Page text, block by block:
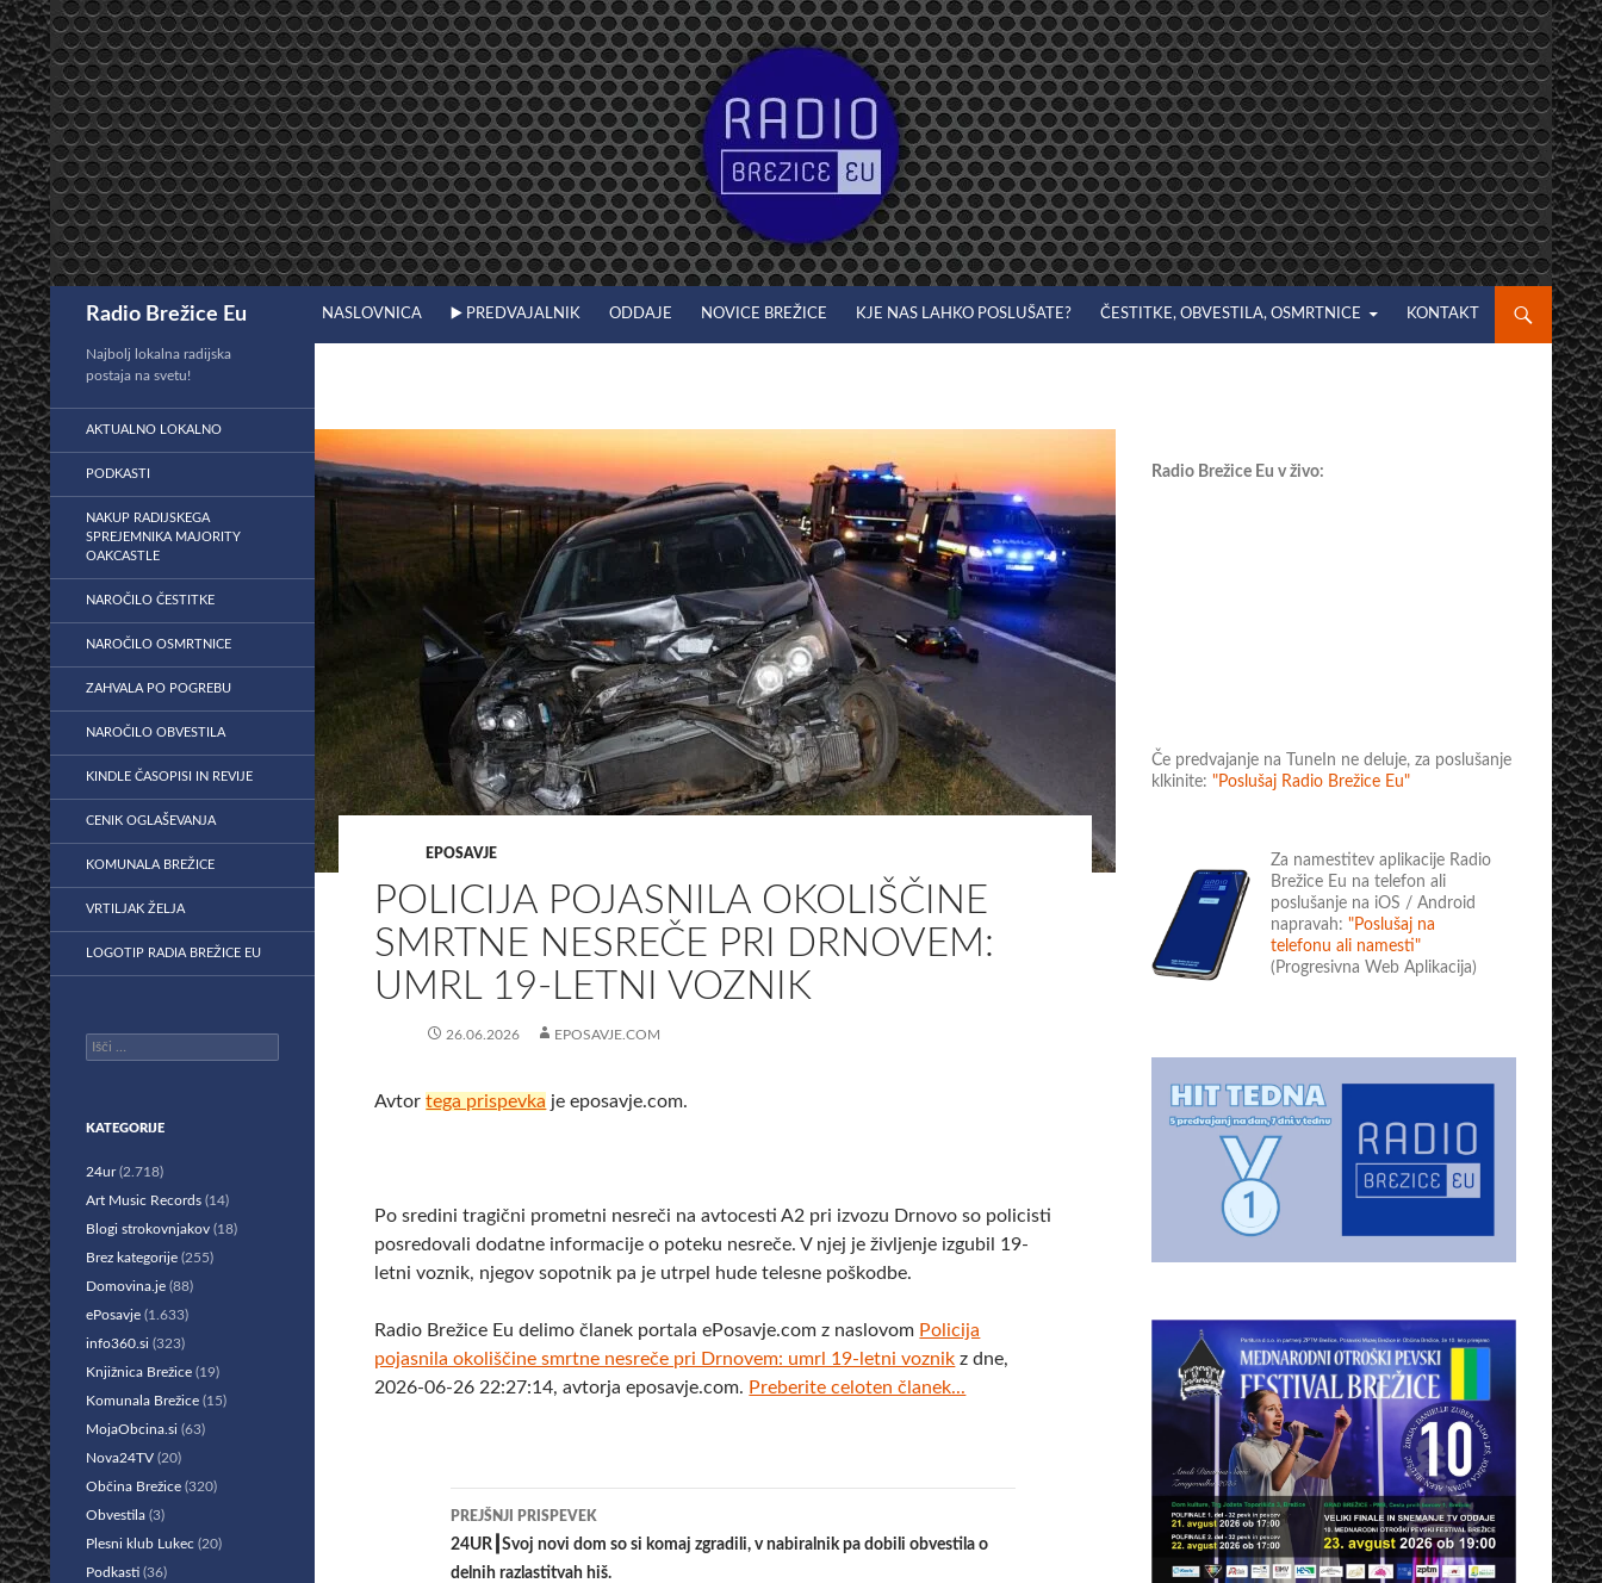
Preskoči
na
vsebino
Radio Brežice Eu NASLOVNICA ▶️ PREDVAJALNIK ODDAJE NOVICE BREŽICE KJE NAS LAHKO POSLUŠATE? ČESTITKE, OBVESTILA, OSMRTNICE KONTAKT
EPOSAVJE
POLICIJA POJASNILA OKOLIŠČINE
SMRTNE NESREČE PRI DRNOVEM:
UMRL 19-LETNI VOZNIK
26.06.2026 EPOSAVJE.COM
Avtortega prispevka je eposavje.com.
Po sredini tragični prometni nesreči na avtocesti A2 pri izvozu Drnovo so policisti
posredovali dodatne informacije o poteku nesreče. V njej je življenje izgubil 19-
letni voznik, njegov sopotnik pa je utrpel hude telesne poškodbe.
Radio Brežice Eu delimo članek portala ePosavje.com z naslovom Policija
pojasnila okoliščine smrtne nesreče pri Drnovem: umrl 19-letni voznik z dne,
2026-06-26 22:27:14, avtorja eposavje.com. Preberite celoten članek...
Krmarjenje
po
PREJŠNJI PRISPEVEK
24UR┃Svoj novi dom so si komaj zgradili, v nabiralnik pa dobili obvestila o
delnih razlastitvah hiš.
Radio Brežice Eu v živo:
Če predvajanje na TuneIn ne deluje, za poslušanje
klkinite: "Poslušaj Radio Brežice Eu"
Za namestitev aplikacije Radio
Brežice Eu na telefon ali
poslušanje na iOS / Android
napravah: "Poslušaj na
telefonu ali namesti"
(Progresivna Web Aplikacija)
Najbolj lokalna radijska
postaja na svetu!
AKTUALNO LOKALNO
PODKASTI
NAKUP RADIJSKEGA
SPREJEMNIKA MAJORITY
OAKCASTLE
NAROČILO ČESTITKE
NAROČILO OSMRTNICE
ZAHVALA PO POGREBU
NAROČILO OBVESTILA
KINDLE ČASOPISI IN REVIJE
CENIK OGLAŠEVANJA
KOMUNALA BREŽICE
VRTILJAK ŽELJA
LOGOTIP RADIA BREŽICE EU
Išči:
KATEGORIJE
24ur(2.718)
Art Music Records (14)
Blogi strokovnjakov (18)
Brez kategorije (255)
Domovina.je (88)
ePosavje (1.633)
info360.si (323)
Knjižnica Brežice (19)
Komunala Brežice (15)
MojaObcina.si (63)
Nova24TV (20)
Občina Brežice (320)
Obvestila (3)
Plesni klub Lukec (20)
Podkasti (36)